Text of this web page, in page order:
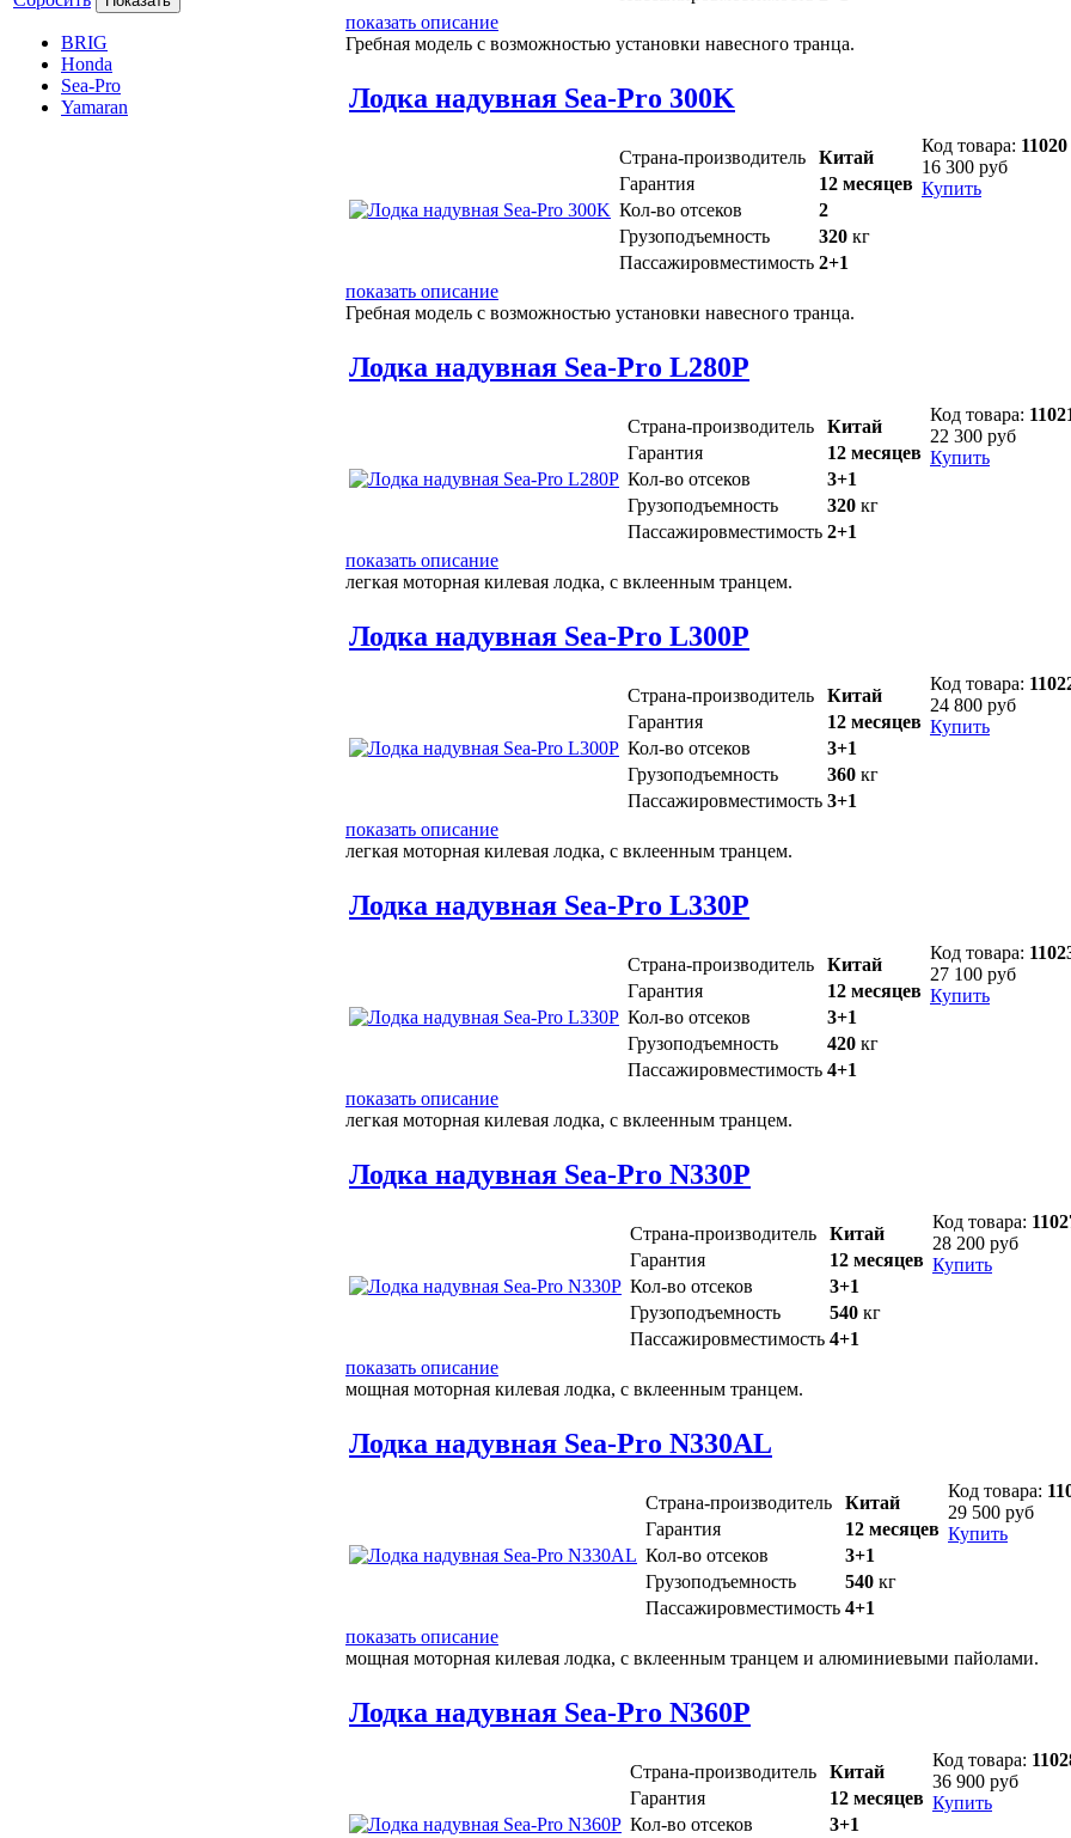
BRIG
Honda
Sea-Pro
Yamaran
показать описание
Гребная модель с возможностью установки навесного транца.
Лодка надувная Sea-Pro 300K
Код товара: 11020
16 300 руб
Купить
Страна-производитель
Китай
Гарантия
12 месяцев
Кол-во отсеков
2
Грузоподъемность
320 кг
Пассажировместимость 2+1
показать описание
Гребная модель с возможностью установки навесного транца.
Лодка надувная Sea-Pro L280P
Код товара:
22 300 руб
Купить
Страна-производитель
Китай
Гарантия
12 месяцев
Кол-во отсеков
3+1
Грузоподъемность
320 кг
Пассажировместимость 2+1
показать описание
легкая моторная килевая лодка, с вклеенным транцем.
Лодка надувная Sea-Pro L300P
Код товара:
24 800 руб
Купить
Страна-производитель
Китай
Гарантия
12 месяцев
Кол-во отсеков
3+1
Грузоподъемность
360 кг
Пассажировместимость 3+1
показать описание
легкая моторная килевая лодка, с вклеенным транцем.
Лодка надувная Sea-Pro L330P
Код товара:
27 100 руб
Купить
Страна-производитель
Китай
Гарантия
12 месяцев
Кол-во отсеков
3+1
Грузоподъемность
420 кг
Пассажировместимость 4+1
показать описание
легкая моторная килевая лодка, с вклеенным транцем.
Лодка надувная Sea-Pro N330P
Код товара:
28 200 руб
Купить
Страна-производитель
Китай
Гарантия
12 месяцев
Кол-во отсеков
3+1
Грузоподъемность
540 кг
Пассажировместимость 4+1
показать описание
мощная моторная килевая лодка, с вклеенным транцем.
Лодка надувная Sea-Pro N330AL
Код товара:
29 500 руб
Купить
Страна-производитель
Китай
Гарантия
12 месяцев
Кол-во отсеков
3+1
Грузоподъемность
540 кг
Пассажировместимость 4+1
показать описание
мощная моторная килевая лодка, с вклеенным транцем и алюминиевыми пайолами.
Лодка надувная Sea-Pro N360P
Код товара:
36 900 руб
Купить
Страна-производитель
Китай
Гарантия
12 месяцев
Кол-во отсеков
3+1